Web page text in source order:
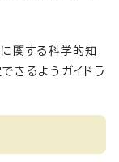
関する科学的知
きるようガイドラ